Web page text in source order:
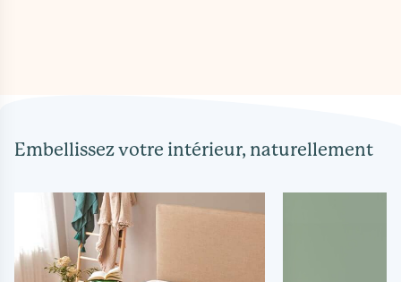
Embellissez votre intérieur, naturellement